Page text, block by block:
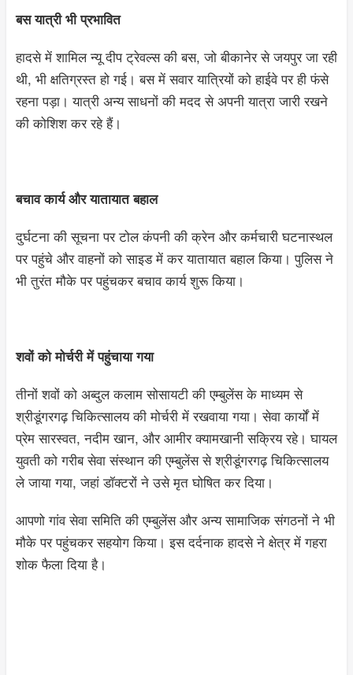
बस यात्री भी प्रभावित
हादसे में शामिल न्यू दीप ट्रेवल्स की बस, जो बीकानेर से जयपुर जा रही
थी, भी क्षतिग्रस्त हो गई। बस में सवार यात्रियों को हाईवे पर ही फंसे
रहना पड़ा। यात्री अन्य साधनों की मदद से अपनी यात्रा जारी रखने
की कोशिश कर रहे हैं।
बचाव कार्य और यातायात बहाल
दुर्घटना की सूचना पर टोल कंपनी की क्रेन और कर्मचारी घटनास्थल
पर पहुंचे और वाहनों को साइड में कर यातायात बहाल किया। पुलिस ने
भी तुरंत मौके पर पहुंचकर बचाव कार्य शुरू किया।
शवों को मोर्चरी में पहुंचाया गया
तीनों शवों को अब्दुल कलाम सोसायटी की एम्बुलेंस के माध्यम से
श्रीडूंगरगढ़ चिकित्सालय की मोर्चरी में रखवाया गया। सेवा कार्यों में
प्रेम सारस्वत, नदीम खान, और आमीर क्यामखानी सक्रिय रहे। घायल
युवती को गरीब सेवा संस्थान की एम्बुलेंस से श्रीडूंगरगढ़ चिकित्सालय
ले जाया गया, जहां डॉक्टरों ने उसे मृत घोषित कर दिया।
आपणो गांव सेवा समिति की एम्बुलेंस और अन्य सामाजिक संगठनों ने भी
मौके पर पहुंचकर सहयोग किया। इस दर्दनाक हादसे ने क्षेत्र में गहरा
शोक फैला दिया है।